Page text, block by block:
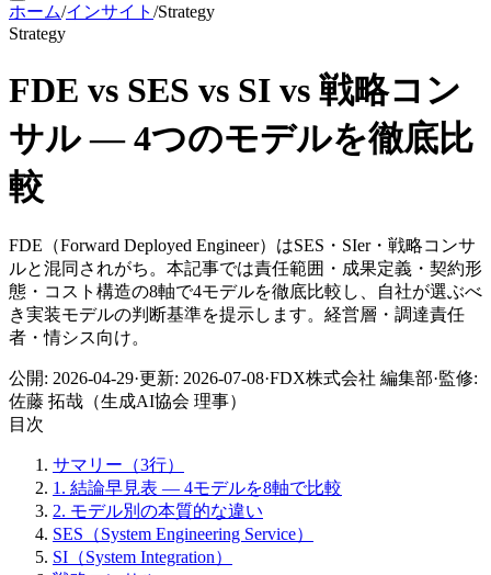
ホーム/インサイト /Strategy
Strategy
FDE vs SES vs SI vs 戦略コン
サル — 4つの​モデルを​徹底比
較
FDE（Forward Deployed Engineer）はSES・SIer・戦略コンサ
ルと混同されがち。本記事では責任範囲・成果定義・契約形
態・コスト構造の8軸で4モデルを徹底比較し、自社が選ぶべ
き実装モデルの判断基準を提示します。経営層・調達責任
者・情シス向け。
公開: 2026-04-29·更新: 2026-07-08·FDX株式会社 編集部·監修:
佐藤 拓哉（生成AI協会 理事）
目次
サマリー（3行）
1. 結論早見表 — 4モデルを8軸で比較
2. モデル別の本質的な違い
SES（System Engineering Service）
SI（System Integration）